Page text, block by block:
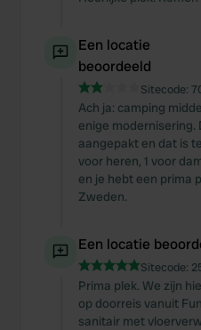
Een locatie
beoordeeld
Sitecode:
Ach ja: camping
enige modernisering.
aangepakt en dat is
voor heren, 1 voor
en je hebt een prima
Zweden.
Een locatie
Sitecode:
Prima plek. We zijn
op doorreis vanuit
sanitair met